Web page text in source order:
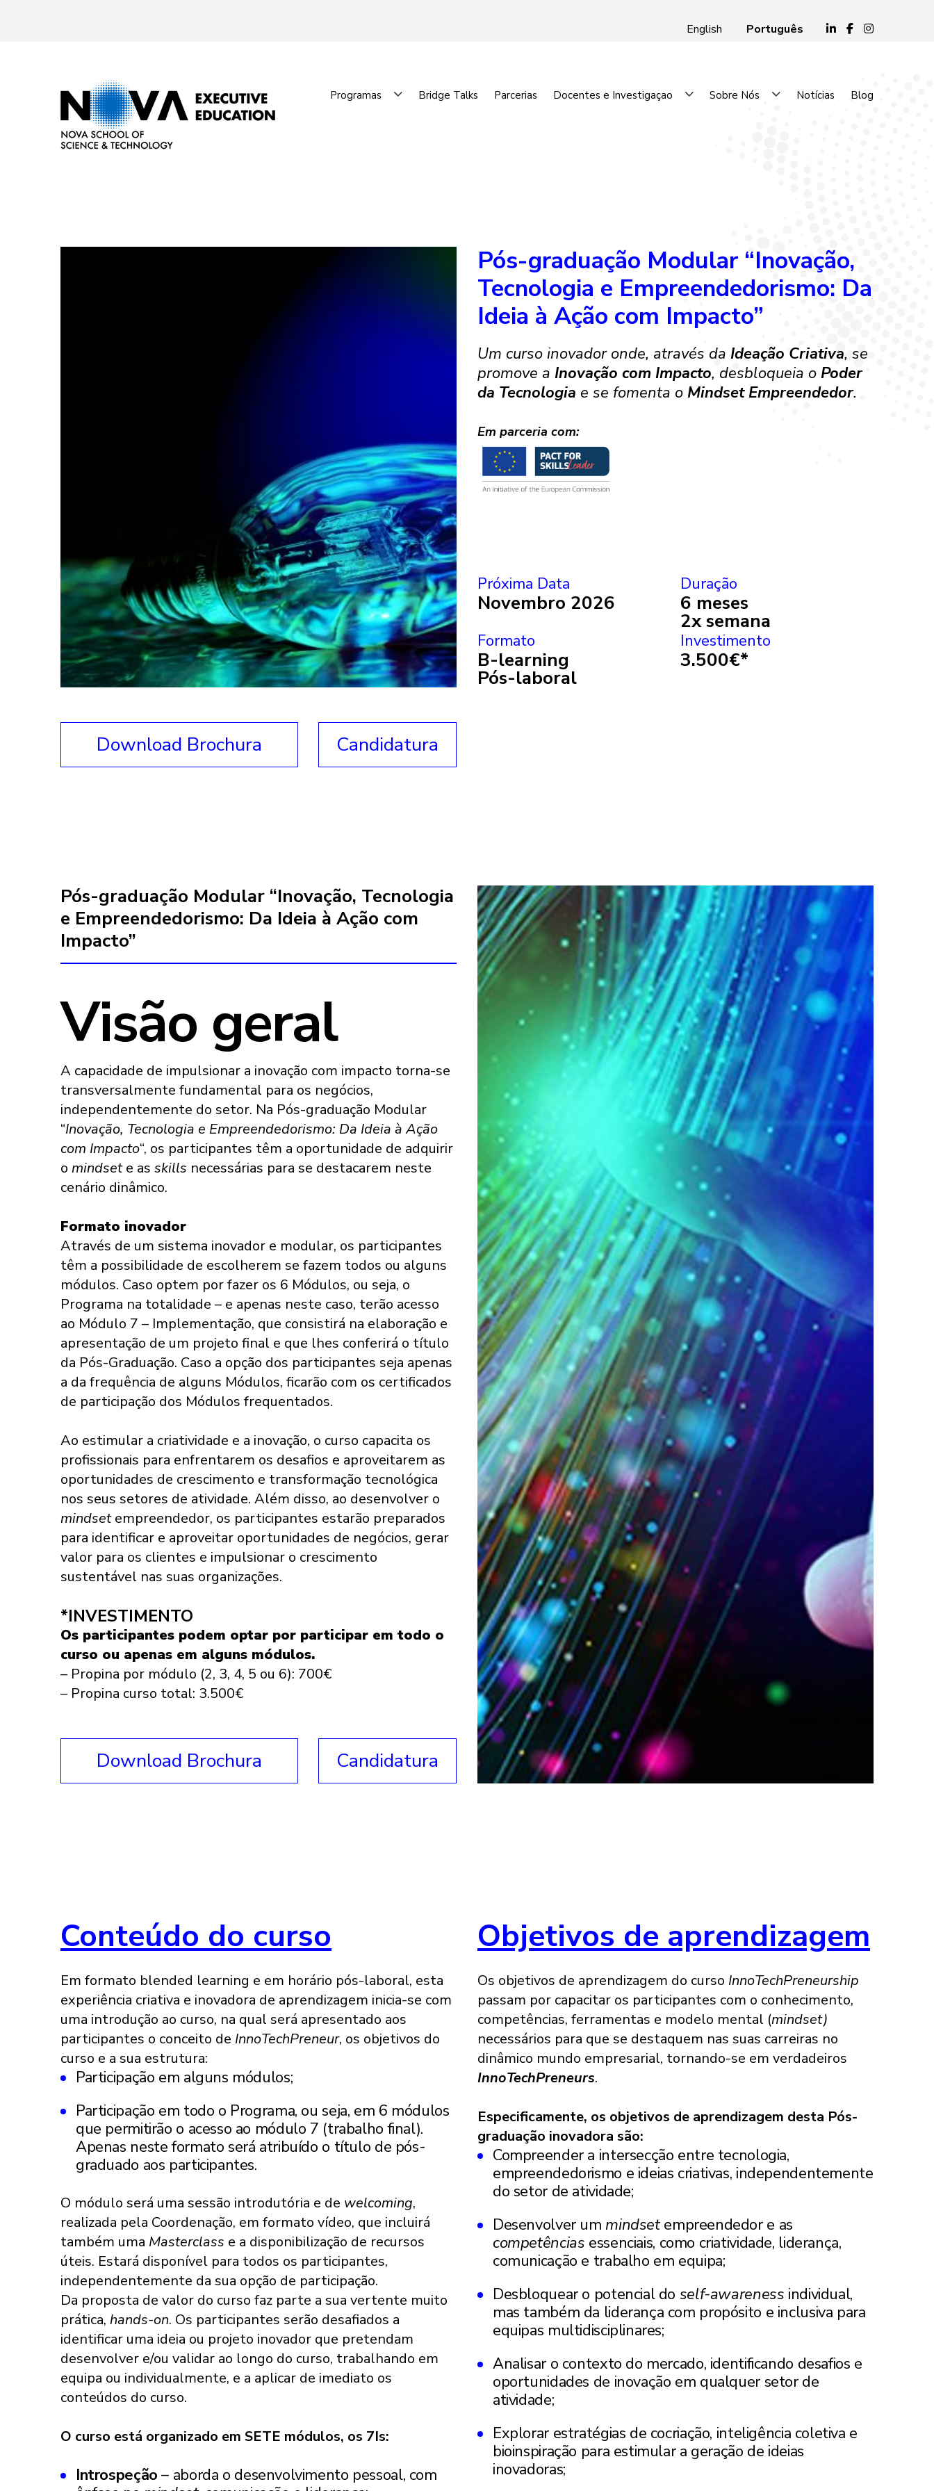
English Português
Programas Bridge Talks Parcerias Docentes e Investigaçao Sobre Nós Notícias Blog
Pós-graduação Modular “Inovação,
Tecnologia e Empreendedorismo: Da
Ideia à Ação com Impacto”
Um curso inovador onde, através da Ideação Criativa, se
promove a Inovação com Impacto, desbloqueia o Poder
da Tecnologia e se fomenta o Mindset Empreendedor.
Em parceria com:
Próxima Data
Novembro 2026
Duração
6 meses
2x semana
Formato
B-learning
Pós-laboral
Investimento
3.500€*
Download Brochura Candidatura
Pós-graduação Modular “Inovação, Tecnologia
e Empreendedorismo: Da Ideia à Ação com
Impacto”
Visão geral
A capacidade de impulsionar a inovação com impacto torna-se
transversalmente fundamental para os negócios,
independentemente do setor. Na Pós-graduação Modular
“Inovação, Tecnologia e Empreendedorismo: Da Ideia à Ação
com Impacto“, os participantes têm a oportunidade de adquirir
o mindsete as skills necessárias para se destacarem neste
cenário dinâmico.
Formato inovador
Através de um sistema inovador e modular, os participantes
têm a possibilidade de escolherem se fazem todos ou alguns
módulos. Caso optem por fazer os 6 Módulos, ou seja, o
Programa na totalidade – e apenas neste caso, terão acesso
ao Módulo 7 – Implementação, que consistirá na elaboração e
apresentação de um projeto final e que lhes conferirá o título
da Pós-Graduação. Caso a opção dos participantes seja apenas
a da frequência de alguns Módulos, ficarão com os certificados
de participação dos Módulos frequentados.
Ao estimular a criatividade e a inovação, o curso capacita os
profissionais para enfrentarem os desafios e aproveitarem as
oportunidades de crescimento e transformação tecnológica
nos seus setores de atividade. Além disso, ao desenvolver o
mindsetempreendedor, os participantes estarão preparados
para identificar e aproveitar oportunidades de negócios, gerar
valor para os clientes e impulsionar o crescimento
sustentável nas suas organizações.
*INVESTIMENTO
Os participantes podem optar por participar em todo o
curso ou apenas em alguns módulos.
– Propina por módulo (2, 3, 4, 5 ou 6): 700€
– Propina curso total: 3.500€
Download Brochura Candidatura
Conteúdo do curso
Em formato blended learning e em horário pós-laboral, esta
experiência criativa e inovadora de aprendizagem inicia-se com
uma introdução ao curso, na qual será apresentado aos
participantes o conceito de InnoTechPreneur, os objetivos do
curso e a sua estrutura:
Participação em alguns módulos;
Participação em todo o Programa, ou seja, em 6 módulos
que permitirão o acesso ao módulo 7 (trabalho final).
Apenas neste formato será atribuído o título de pós-
graduado aos participantes.
O módulo será uma sessão introdutória e de welcoming,
realizada pela Coordenação, em formato vídeo, que incluirá
também uma Masterclass e a disponibilização de recursos
úteis. Estará disponível para todos os participantes,
independentemente da sua opção de participação.
Da proposta de valor do curso faz parte a sua vertente muito
prática, hands-on. Os participantes serão desafiados a
identificar uma ideia ou projeto inovador que pretendam
desenvolver e/ou validar ao longo do curso, trabalhando em
equipa ou individualmente, e a aplicar de imediato os
conteúdos do curso.
O curso está organizado em SETE módulos, os 7Is:
Introspeção – aborda o desenvolvimento pessoal, com
Objetivos de aprendizagem
Os objetivos de aprendizagem do curso InnoTechPreneurship
passam por capacitar os participantes com o conhecimento,
competências, ferramentas e modelo mental (mindset)
necessários para que se destaquem nas suas carreiras no
dinâmico mundo empresarial, tornando-se em verdadeiros
InnoTechPreneurs.
Especificamente, os objetivos de aprendizagem desta Pós-
graduação inovadora são:
Compreender a intersecção entre tecnologia,
empreendedorismo e ideias criativas, independentemente
do setor de atividade;
Desenvolver um mindsetempreendedor e as
competências essenciais, como criatividade, liderança,
comunicação e trabalho em equipa;
Desbloquear o potencial do self-awareness individual,
mas também da liderança com propósito e inclusiva para
equipas multidisciplinares;
Analisar o contexto do mercado, identificando desafios e
oportunidades de inovação em qualquer setor de
atividade;
Explorar estratégias de cocriação, inteligência coletiva e
bioinspiração para estimular a geração de ideias
inovadoras;